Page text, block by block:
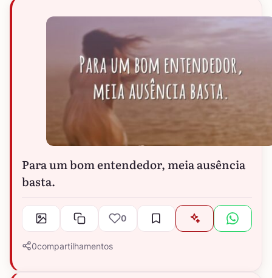
Para um bom entendedor, meia ausência
basta.
0
0compartilhamentos